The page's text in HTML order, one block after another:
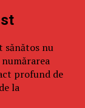
sănătos nu
profund de
la